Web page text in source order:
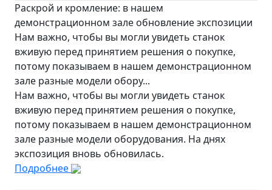
Раскрой и кромление: в нашем
демонстрационном зале обновление экспозиции
Нам важно, чтобы вы могли увидеть станок
вживую перед принятием решения о покупке,
потому показываем в нашем демонстрационном
зале разные модели обору...
Нам важно, чтобы вы могли увидеть станок
вживую перед принятием решения о покупке,
потому показываем в нашем демонстрационном
зале разные модели оборудования. На днях
экспозиция вновь обновилась.
Подробнее